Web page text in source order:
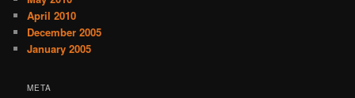
April 2010
December 2005
January 2005
META